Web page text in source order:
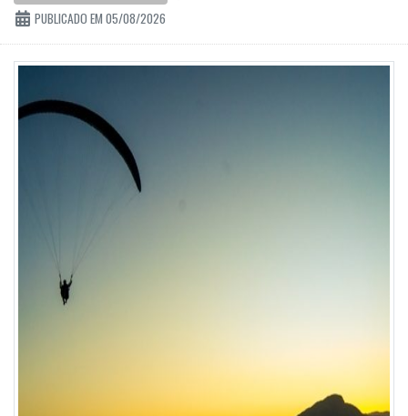
PUBLICADO EM 05/08/2026